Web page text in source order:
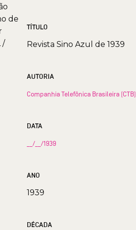
de
/
TÍTULO
Revista Sino Azul de 1939
AUTORIA
Companhia Telefônica Brasileira (CTB)
DATA
__/__/1939
ANO
1939
DÉCADA